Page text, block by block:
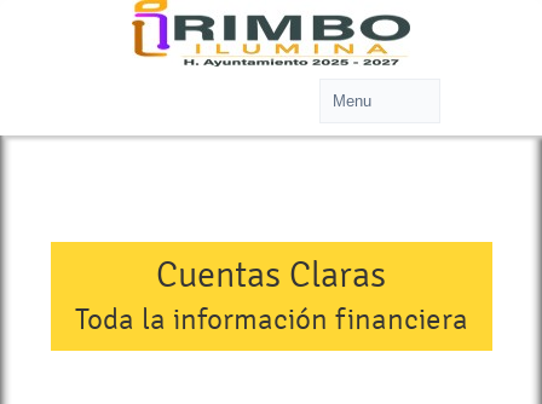
Cuentas Claras
Toda la información financiera